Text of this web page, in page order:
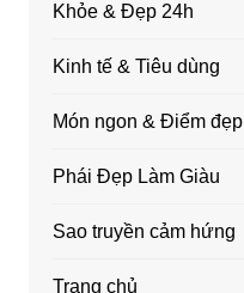
Khỏe & Đẹp 24h
Kinh tế & Tiêu dùng
Món ngon & Điểm đẹp
Phái Đẹp Làm Giàu
Sao truyền cảm hứng
Trang chủ